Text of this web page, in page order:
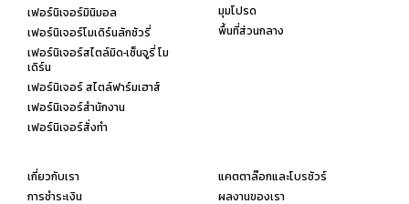
เฟอร์นิเจอร์มินิมอล
เฟอร์นิเจอร์โมเดิร์นลักชัวรี่
เฟอร์นิเจอร์สไตล์มิด-เซ็นจูรี่ โม
เดิร์น
เฟอร์นิเจอร์ สไตล์ฟาร์มเฮาส์
เฟอร์นิเจอร์สำนักงาน
เฟอร์นิเจอร์สั่งทำ
มุมโปรด
พื้นที่ส่วนกลาง
เกี่ยวกับเรา
การชำระเงิน
แคตตาล๊อกและโบรชัวร์
ผลงานของเรา